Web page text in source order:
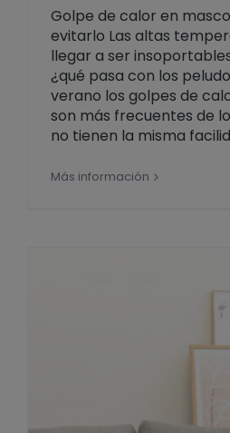
Golpe de calor en
evitarlo Las altas
llegar a ser
¿qué pasa con los
verano los golpes de
son más frecuentes de
no tienen la misma
Más información